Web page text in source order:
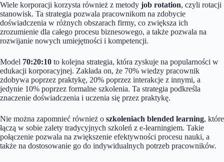
Wiele korporacji korzysta również z metody job rotation, czyli rotacji
stanowisk. Ta strategia pozwala pracownikom na zdobycie
doświadczenia w różnych obszarach firmy, co zwiększa ich
zrozumienie dla całego procesu biznesowego, a także pozwala na
rozwijanie nowych umiejętności i kompetencji.
Model 70:20:10 to kolejna strategia, która zyskuje na popularności w
edukacji korporacyjnej. Zakłada on, że 70% wiedzy pracownik
zdobywa poprzez praktykę, 20% poprzez interakcje z innymi, a
jedynie 10% poprzez formalne szkolenia. Ta strategia podkreśla
znaczenie doświadczenia i uczenia się przez praktykę.
Nie można zapomnieć również o szkoleniach blended learning, które
łączą w sobie zalety tradycyjnych szkoleń z e-learningiem. Takie
połączenie pozwala na zwiększenie efektywności procesu nauki, a
także na dostosowanie go do indywidualnych potrzeb pracowników.